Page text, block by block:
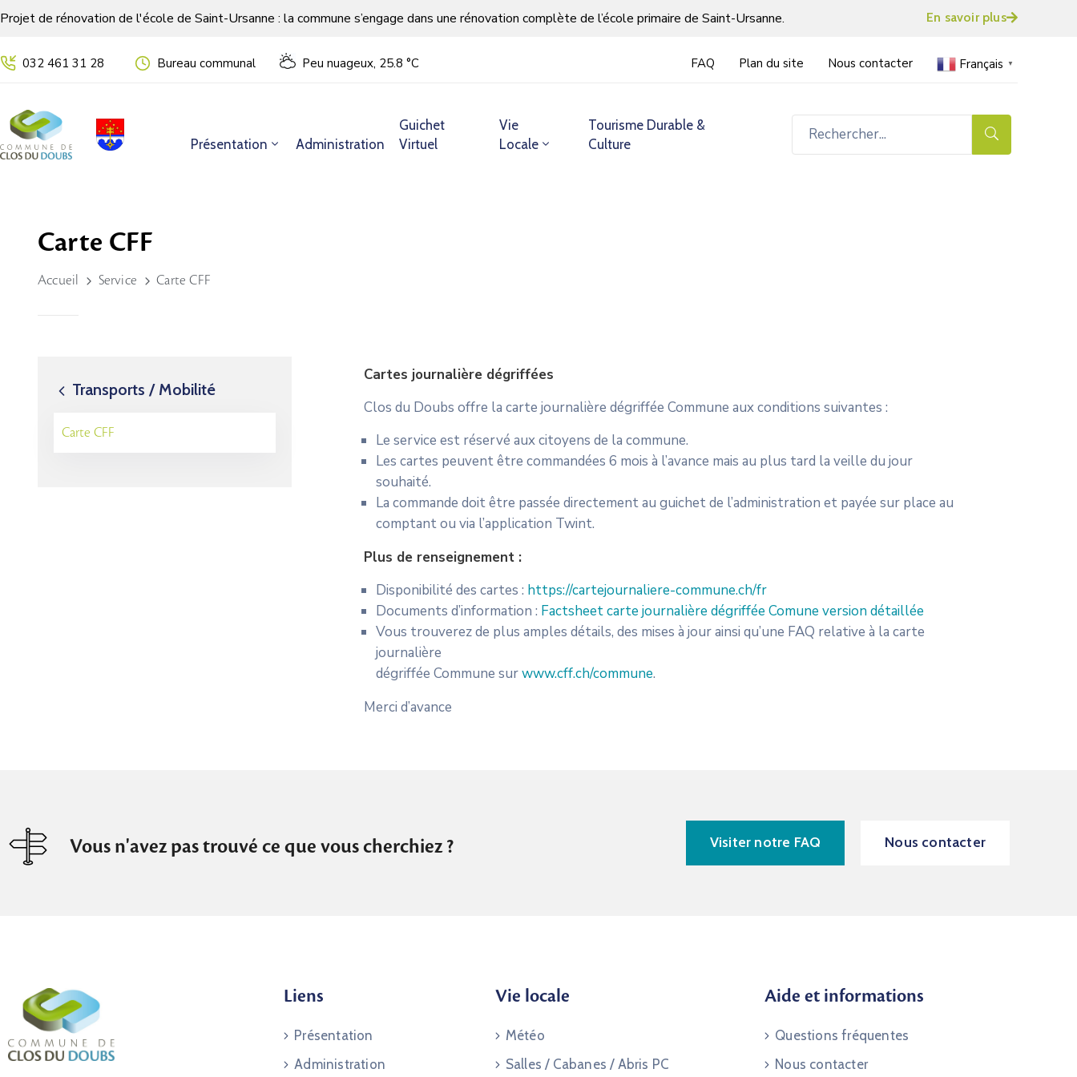
Projet de rénovation de l'école de Saint-Ursanne : la commune s’engage dans une rénovation complète de l’école primaire de Saint-Ursanne. En savoir plus
032 461 31 28 Bureau communal Peu nuageux, 25.8 °С FAQ Plan du site Nous contacter Français ▼
Présentation Administration
Guichet
Virtuel
Vie
Locale
Tourisme Durable &
Culture
Carte CFF
Accueil Service Carte CFF
Cartes journalière dégriffées
Clos du Doubs offre la carte journalière dégriffée Commune aux conditions suivantes :
Le service est réservé aux citoyens de la commune.
Les cartes peuvent être commandées 6 mois à l’avance mais au plus tard la veille du jour
souhaité.
La commande doit être passée directement au guichet de l’administration et payée sur place au
comptant ou via l’application Twint.
Plus de renseignement :
Disponibilité des cartes : https://cartejournaliere-commune.ch/fr
Documents d’information : Factsheet carte journalière dégriffée Comune version détaillée
Vous trouverez de plus amples détails, des mises à jour ainsi qu’une FAQ relative à la carte
journalière
dégriffée Commune surwww.cff.ch/commune.
Merci d’avance
Transports / Mobilité
Carte CFF
Vous n'avez pas trouvé ce que vous cherchiez ? Visiter notre FAQ Nous contacter
Liens
Présentation
Administration
Vie locale
Météo
Salles / Cabanes / Abris PC
Aide et informations
Questions fréquentes
Nous contacter